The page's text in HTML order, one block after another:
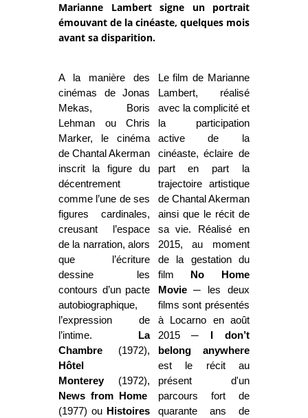
Marianne Lambert signe un portrait
émouvant de la cinéaste, quelques mois
avant sa disparition.
A la manière des
cinémas de Jonas
Mekas, Boris
Lehman ou Chris
Marker, le cinéma
de Chantal Akerman
inscrit la figure du
décentrement
comme l’une de ses
figures cardinales,
creusant l’espace
de la narration, alors
que l’écriture
dessine les
contours d’un pacte
autobiographique,
l’expression de
l’intime.
La
Chambre (1972),
Hôtel
Monterey (1972),
News from Home
(1977) ou Histoires
Le film de Marianne
Lambert, réalisé
avec la complicité et
la participation
active de la
cinéaste, éclaire de
part en part la
trajectoire artistique
de Chantal Akerman
ainsi que le récit de
sa vie. Réalisé en
2015, au moment
de la gestation du
film
No Home
Movie─ les deux
films sont présentés
à Locarno en août
2015 ─
I don’t
belong anywhere
est le récit au
présent d'un
parcours fort de
quarante ans de